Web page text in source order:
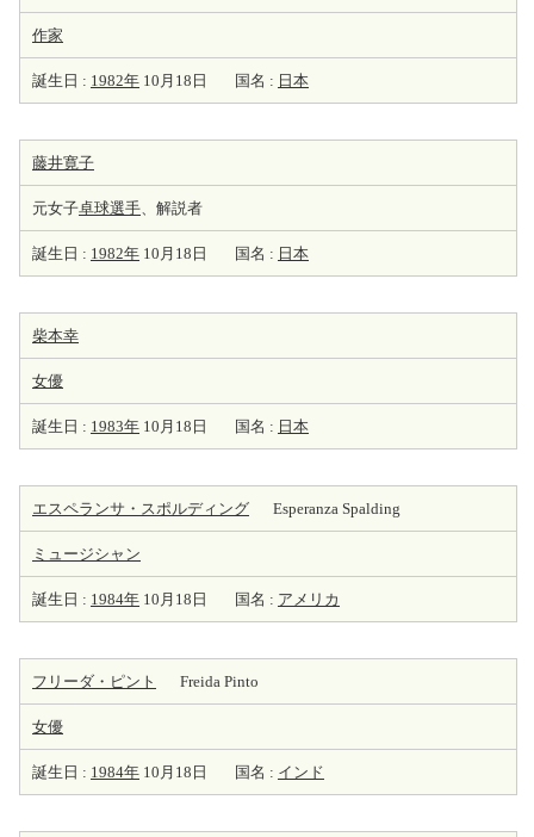
作家
誕生日 : 1982年 10月18日 国名 : 日本
藤井寛子
元女子卓球選手、解説者
誕生日 : 1982年 10月18日 国名 : 日本
柴本幸
女優
誕生日 : 1983年 10月18日 国名 : 日本
エスペランサ・スポルディング Esperanza Spalding
ミュージシャン
誕生日 : 1984年 10月18日 国名 : アメリカ
フリーダ・ピント Freida Pinto
女優
誕生日 : 1984年 10月18日 国名 : インド